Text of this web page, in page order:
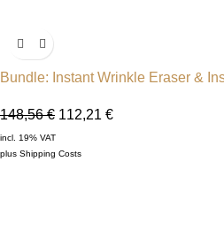
Bundle: Instant Wrinkle Eraser &
148,56€ 112,21 €
incl. 19% VAT
plus Shipping Costs